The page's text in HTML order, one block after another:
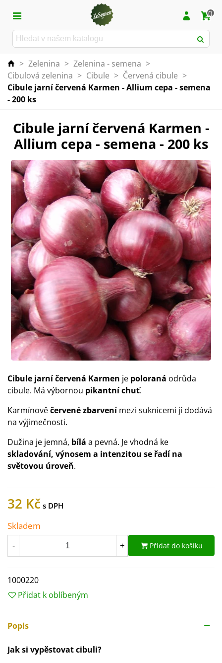
0
> Zelenina > Zelenina - semena >
Cibulová zelenina > Cibule > Červená cibule >
Cibule jarní červená Karmen - Allium cepa - semena
- 200 ks
Cibule jarní červená Karmen -
Allium cepa - semena - 200 ks
Cibule jarní červená Karmen je poloraná odrůda
cibule. Má výbornou pikantní chuť.
Karmínověčervené zbarvenímezi suknicemi jí dodává
na výjimečnosti.
Dužina je jemná, bílá a pevná. Je vhodná ke
skladování, výnosem a intenzitou se řadí na
světovou úroveň.
32 Kč
Skladem
- + Přidat do košíku
1000220
Přidat k oblíbeným
Popis
Jak si vypěstovat cibuli?